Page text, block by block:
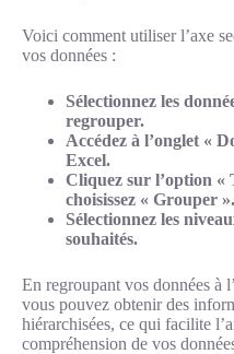
Voici comment utiliser l’axe
vos données :
Sélectionnez les
regrouper.
Accédez à l’onglet «
Excel.
Cliquez sur l’option
choisissez « Grouper ».
Sélectionnez les
souhaités.
En regroupant vos données à
vous pouvez obtenir des
hiérarchisées, ce qui facilite
compréhension de vos